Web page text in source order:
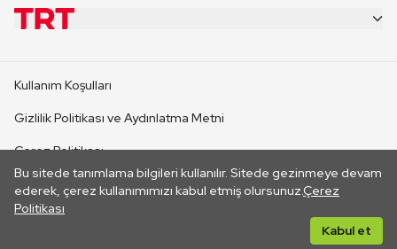
Bu sitede tanımlama bilgileri kullanılır. Sitede gezinmeye devam
ederek, çerez kullanımımızı kabul etmiş olursunuz.Çerez
Politikası
Kabul et
CANLI YAYINLAR
Kullanım Koşulları
Gizlilik Politikası ve Aydınlatma Metni
Çerez Politikası
İletişim
Her hakkı saklıdır. ©2026 TRT. Bağlantı yoluyla gidilen dış